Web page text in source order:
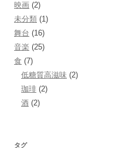
映画 (2)
未分類 (1)
舞台 (16)
音楽 (25)
食 (7)
低糖質高滋味 (2)
珈琲 (2)
酒 (2)
タグ